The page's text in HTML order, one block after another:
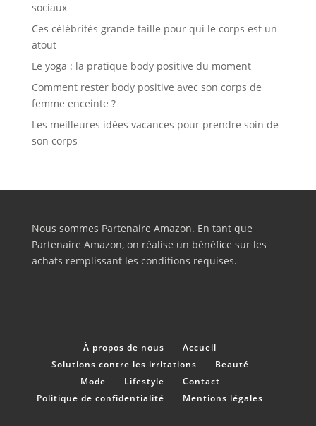
sociaux
Ces célébrités grande taille pour qui le corps est un
atout
Le yoga : la pratique body positive du moment
Comment rester body positive avec son corps de
femme enceinte ?
Les meilleures idées vacances pour prendre soin de
son corps
Nous sommes Partenaire Amazon. En tant que
Partenaire Amazon, on réalise un bénéfice sur les
achats remplissant les conditions requises.
À propos de nous
Accueil
Solutions contre les irritations
Beauté
Mode
Lifestyle
Contact
Politique de confidentialité
Mentions légales